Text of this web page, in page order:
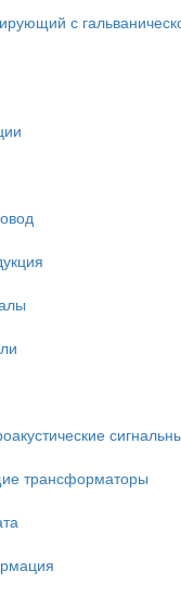
с
трансформаторы